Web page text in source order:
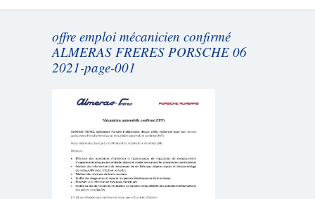
offre emploi mécanicien confirmé
ALMERAS FRERES PORSCHE 06
2021-page-001